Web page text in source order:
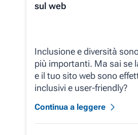
sul web
Inclusione e diversità
più importanti. Ma sai se
e il tuo sito web sono
inclusivi e user-friendly?
Continua a leggere